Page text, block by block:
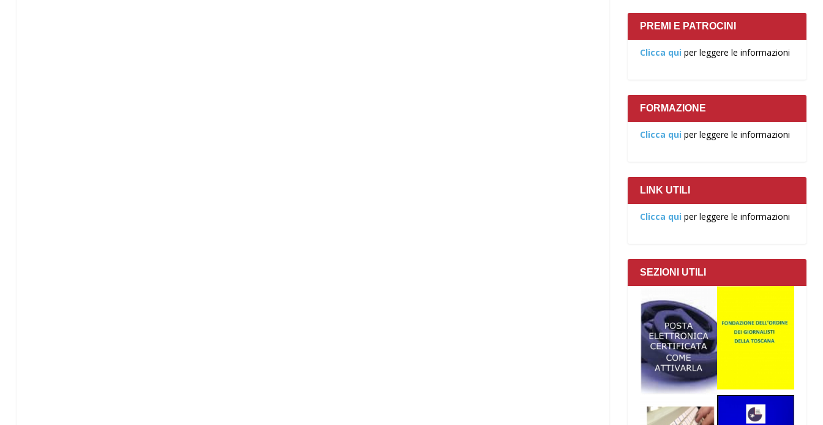
PREMI E PATROCINI
Clicca qui per leggere le informazioni
FORMAZIONE
Clicca qui per leggere le informazioni
LINK UTILI
Clicca qui per leggere le informazioni
SEZIONI UTILI